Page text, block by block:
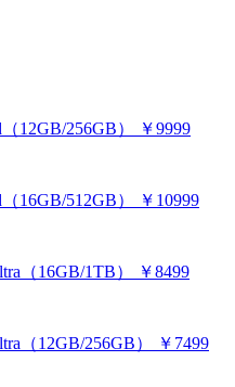
12GB/256GB） ￥9999
16GB/512GB） ￥10999
（16GB/1TB） ￥8499
（12GB/256GB） ￥7499